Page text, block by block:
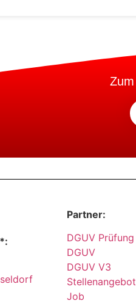
Partner:
DGUV Prüfung
DGUV
DGUV V3
Stellenangebot
Job